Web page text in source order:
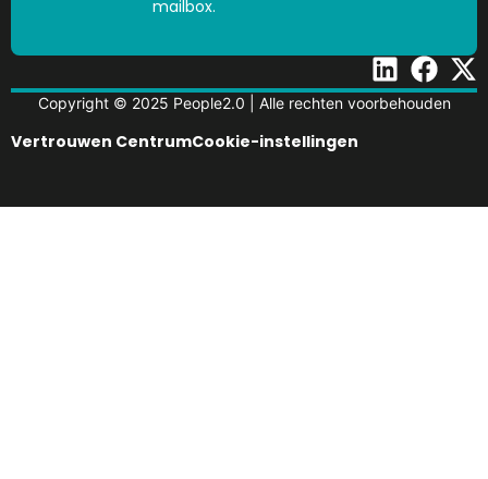
mailbox.
Copyright © 2025 People2.0 | Alle rechten voorbehouden
Vertrouwen CentrumCookie-instellingen